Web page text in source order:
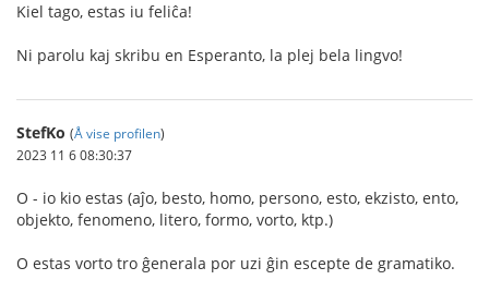
Kiel tago, estas iu feliĉa!
Ni parolu kaj skribu en Esperanto, la plej bela lingvo!
StefKo (Å vise profilen)
2023 11 6 08:30:37
O - io kio estas (aĵo, besto, homo, persono, esto, ekzisto, ento,
objekto, fenomeno, litero, formo, vorto, ktp.)
O estas vorto tro ĝenerala por uzi ĝin escepte de gramatiko.